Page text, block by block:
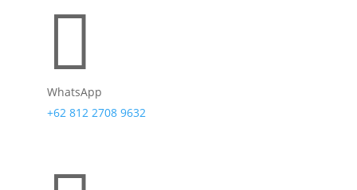

WhatsApp
+62 812 2708 9632